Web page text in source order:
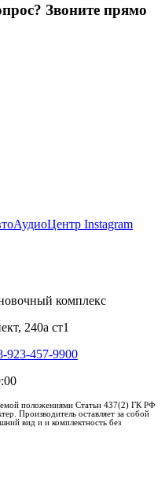
Звоните прямо
комплекс
240а ст1
923-457-9900
положениями Статьи 437(2) ГК РФ
Производитель оставляет за собой
вид и и комплектность без